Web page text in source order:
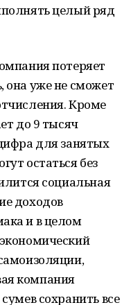
целый ряд
потеряет
она уже не сможет
Кроме
до 9 тысяч
для занятых
остаться без
социальная
доходов
и в целом
компания
сохранить все